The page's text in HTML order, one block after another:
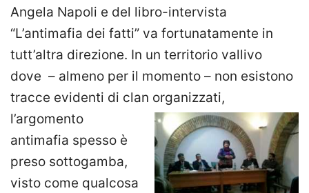
Angela Napoli e del libro-intervista
“L’antimafia dei fatti” va fortunatamente in
tutt’altra direzione. In un territorio vallivo
dove – almeno per il momento – non esistono
tracce evidenti di clan organizzati,
l’argomento
antimafia spesso è
preso sottogamba,
visto come qualcosa